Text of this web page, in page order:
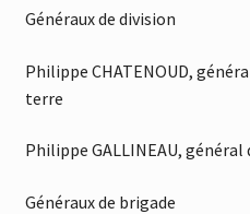
Généraux de division
Philippe CHATENOUD,
terre
Philippe GALLINEAU,
Généraux de brigade